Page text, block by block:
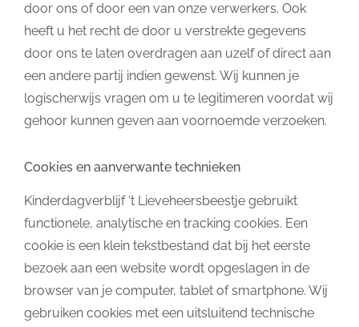
door ons of door een van onze verwerkers. Ook
heeft u het recht de door u verstrekte gegevens
door ons te laten overdragen aan uzelf of direct aan
een andere partij indien gewenst. Wij kunnen je
logischerwijs vragen om u te legitimeren voordat wij
gehoor kunnen geven aan voornoemde verzoeken.
Cookies en aanverwante technieken
Kinderdagverblijf ‘t Lieveheersbeestje gebruikt
functionele, analytische en tracking cookies. Een
cookie is een klein tekstbestand dat bij het eerste
bezoek aan een website wordt opgeslagen in de
browser van je computer, tablet of smartphone. Wij
gebruiken cookies met een uitsluitend technische